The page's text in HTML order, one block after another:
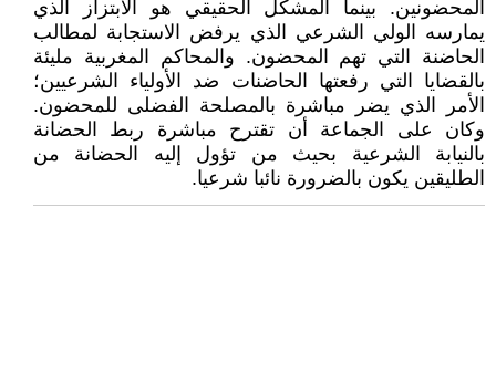
المحضونين. بينما المشكل الحقيقي هو الابتزاز الذي
يمارسه الولي الشرعي الذي يرفض الاستجابة لمطالب
الحاضنة التي تهم المحضون. والمحاكم المغربية مليئة
بالقضايا التي رفعتها الحاضنات ضد الأولياء الشرعيين؛
الأمر الذي يضر مباشرة بالمصلحة الفضلى للمحضون.
وكان على الجماعة أن تقترح مباشرة ربط الحضانة
بالنيابة الشرعية بحيث من تؤول إليه الحضانة من
الطليقين يكون بالضرورة نائبا شرعيا.